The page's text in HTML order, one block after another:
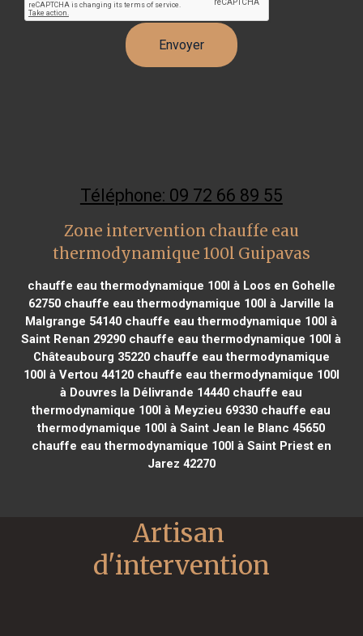
Téléphone: 09 72 66 89 55
Zone intervention chauffe eau
thermodynamique 100l Guipavas
chauffe eau thermodynamique 100l à Loos en Gohelle
62750 chauffe eau thermodynamique 100l à Jarville la
Malgrange 54140 chauffe eau thermodynamique 100l à
Saint Renan 29290 chauffe eau thermodynamique 100l à
Châteaubourg 35220chauffe eau thermodynamique
100l à Vertou 44120chauffe eau thermodynamique 100l
à Douvres la Délivrande 14440 chauffe eau
thermodynamique 100l à Meyzieu 69330 chauffe eau
thermodynamique 100l à Saint Jean le Blanc 45650
chauffe eau thermodynamique 100l à Saint Priest en
Jarez 42270
Artisan
d'intervention